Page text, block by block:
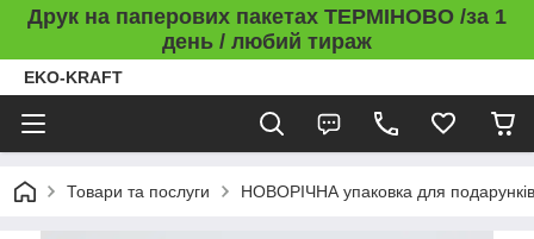
Друк на паперових пакетах ТЕРМІНОВО /за 1
день / любий тираж
EKO-KRAFT
Товари та послуги НОВОРІЧНА упаковка для подарунків